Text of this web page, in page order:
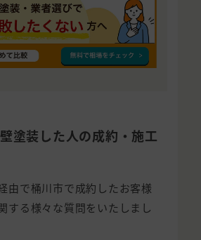
塗装した人の成約・施工
由で桶川市で成約したお客様
する様々な質問をいたしまし